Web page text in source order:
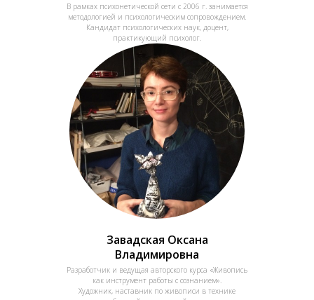
В рамках психонетической сети с 2006 г. занимается
методологией и психологическим сопровождением.
Кандидат психологических наук, доцент,
практикующий психолог.
Завадская Оксана
Владимировна
Разработчик и ведущая авторского курса «Живопись
как инструмент работы с сознанием».
Художник, наставник по живописи в технике